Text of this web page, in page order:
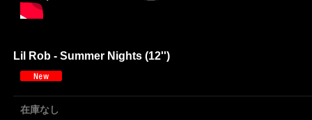
Lil Rob - Summer Nights (12'')
在庫なし